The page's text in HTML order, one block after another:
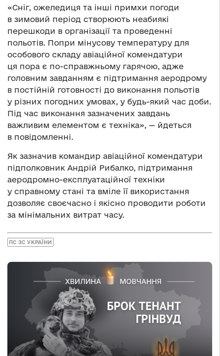
«Сніг, ожеледиця та інші примхи погоди
в зимовий період створюють неабиякі
перешкоди в організації та проведенні
польотів. Попри мінусову температуру для
особового складу авіаційної комендатури
ця пора є по-справжньому гарячою, адже
головним завданням є підтримання аеродрому
в постійній готовності до виконання польотів
у різних погодних умовах, у будь-який час доби.
Під час виконання зазначених завдань
важливим елементом є техніка», — йдеться
в повідомленні.
Як зазначив командир авіаційної комендатури
підполковник Андрій Рибалко, підтримання
аеродромно-експлуатаційної техніки
у справному стані та вміле її використання
дозволяє своєчасно і якісно проводити роботи
за мінімальних витрат часу.
ПС ЗС УКРАЇНИ